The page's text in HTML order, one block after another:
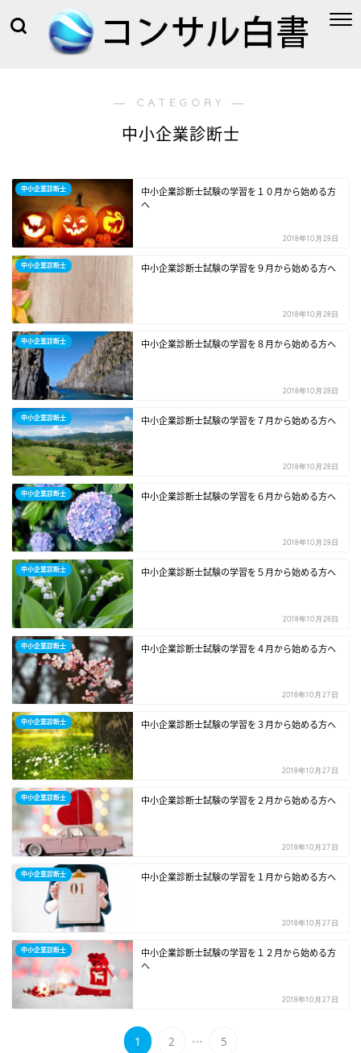
― CATEGORY ―
中小企業診断士
中小企業診断士
中小企業診断士試験の学習を１０月から始める方
へ
2018年10月28日
中小企業診断士 中小企業診断士試験の学習を９月から始める方へ
2018年10月28日
中小企業診断士 中小企業診断士試験の学習を８月から始める方へ
2018年10月28日
中小企業診断士 中小企業診断士試験の学習を７月から始める方へ
2018年10月28日
中小企業診断士 中小企業診断士試験の学習を６月から始める方へ
2018年10月28日
中小企業診断士 中小企業診断士試験の学習を５月から始める方へ
2018年10月28日
中小企業診断士 中小企業診断士試験の学習を４月から始める方へ
2018年10月27日
中小企業診断士 中小企業診断士試験の学習を３月から始める方へ
2018年10月27日
中小企業診断士 中小企業診断士試験の学習を２月から始める方へ
2018年10月27日
中小企業診断士 中小企業診断士試験の学習を１月から始める方へ
2018年10月27日
中小企業診断士
中小企業診断士試験の学習を１２月から始める方
へ
2018年10月27日
1 2 ... 5